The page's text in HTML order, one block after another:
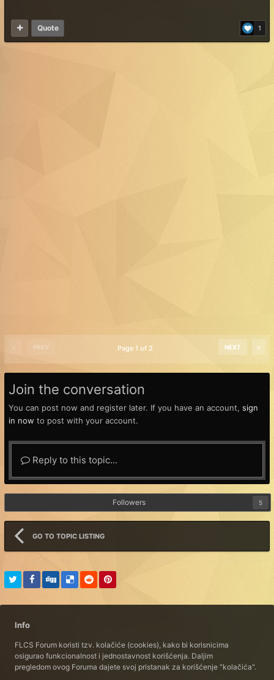
1
Quote
PREV NEXT
Page 1 of 2
Join the conversation
You can post now and register later. If you have an account, sign
in now to post with your account.
Reply to this topic...
Followers 5
GO TO TOPIC LISTING
Info
FLCS Forum koristi tzv. kolačiće (cookies), kako bi korisnicima
osigurao funkcionalnost i jednostavnost korišćenja. Daljim
pregledom ovog Foruma dajete svoj pristanak za korišćenje "kolačića".